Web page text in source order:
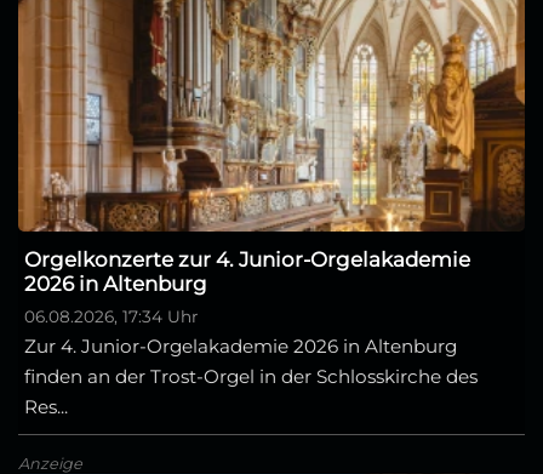
Orgelkonzerte zur 4. Junior-Orgelakademie
2026 in Altenburg
06.08.2026, 17:34 Uhr
Zur 4. Junior-Orgelakademie 2026 in Altenburg
finden an der Trost-Orgel in der Schlosskirche des
Res...
Anzeige